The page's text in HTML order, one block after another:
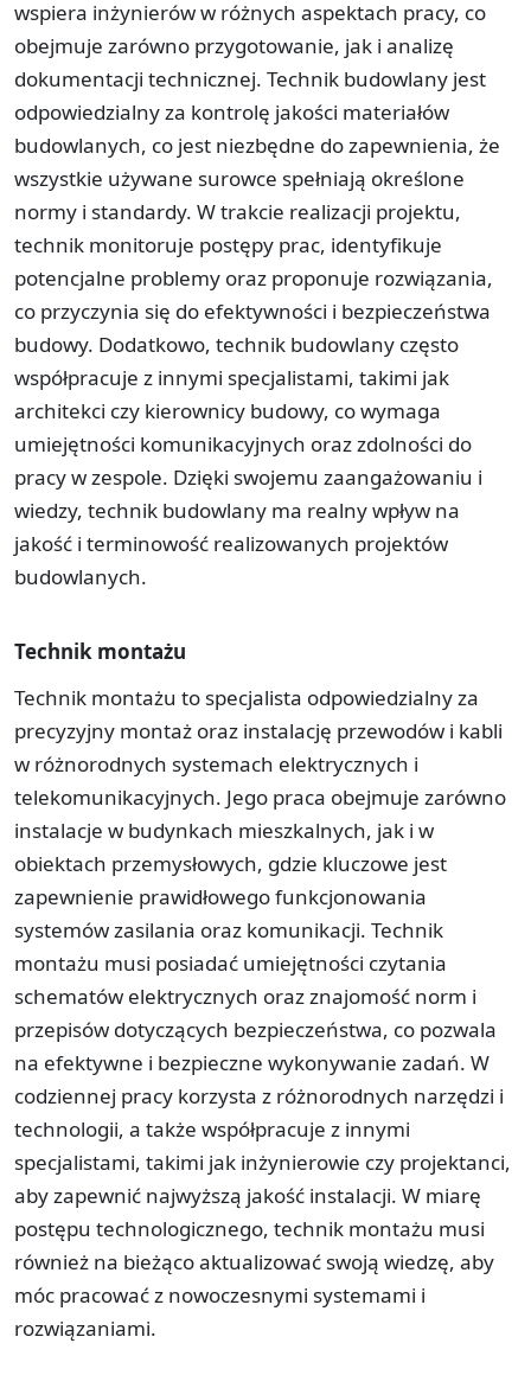
wspiera inżynierów w różnych aspektach pracy, co
obejmuje zarówno przygotowanie, jak i analizę
dokumentacji technicznej. Technik budowlany jest
odpowiedzialny za kontrolę jakości materiałów
budowlanych, co jest niezbędne do zapewnienia, że
wszystkie używane surowce spełniają określone
normy i standardy. W trakcie realizacji projektu,
technik monitoruje postępy prac, identyfikuje
potencjalne problemy oraz proponuje rozwiązania,
co przyczynia się do efektywności i bezpieczeństwa
budowy. Dodatkowo, technik budowlany często
współpracuje z innymi specjalistami, takimi jak
architekci czy kierownicy budowy, co wymaga
umiejętności komunikacyjnych oraz zdolności do
pracy w zespole. Dzięki swojemu zaangażowaniu i
wiedzy, technik budowlany ma realny wpływ na
jakość i terminowość realizowanych projektów
budowlanych.
Technik montażu
Technik montażu to specjalista odpowiedzialny za
precyzyjny montaż oraz instalację przewodów i kabli
w różnorodnych systemach elektrycznych i
telekomunikacyjnych. Jego praca obejmuje zarówno
instalacje w budynkach mieszkalnych, jak i w
obiektach przemysłowych, gdzie kluczowe jest
zapewnienie prawidłowego funkcjonowania
systemów zasilania oraz komunikacji. Technik
montażu musi posiadać umiejętności czytania
schematów elektrycznych oraz znajomość norm i
przepisów dotyczących bezpieczeństwa, co pozwala
na efektywne i bezpieczne wykonywanie zadań. W
codziennej pracy korzysta z różnorodnych narzędzi i
technologii, a także współpracuje z innymi
specjalistami, takimi jak inżynierowie czy projektanci,
aby zapewnić najwyższą jakość instalacji. W miarę
postępu technologicznego, technik montażu musi
również na bieżąco aktualizować swoją wiedzę, aby
móc pracować z nowoczesnymi systemami i
rozwiązaniami.